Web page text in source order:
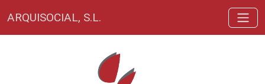
ARQUISOCIAL, S.L.